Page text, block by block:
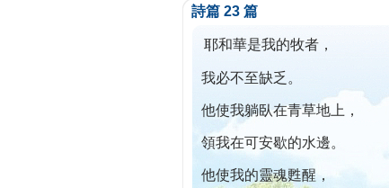
詩篇 23 篇
耶和華是我的牧者，
我必不至缺乏。
他使我躺臥在青草地上，
領我在可安歇的水邊。
他使我的靈魂甦醒，